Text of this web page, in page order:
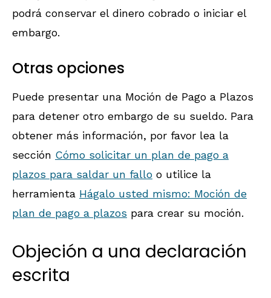
podrá conservar el dinero cobrado o iniciar el
embargo.
Otras opciones
Puede presentar una Moción de Pago a Plazos
para detener otro embargo de su sueldo. Para
obtener más información, por favor lea la
sección Cómo solicitar un plan de pago a
plazos para saldar un fallo o utilice la
herramienta Hágalo usted mismo: Moción de
plan de pago a plazos para crear su moción.
Objeción a una declaración
escrita